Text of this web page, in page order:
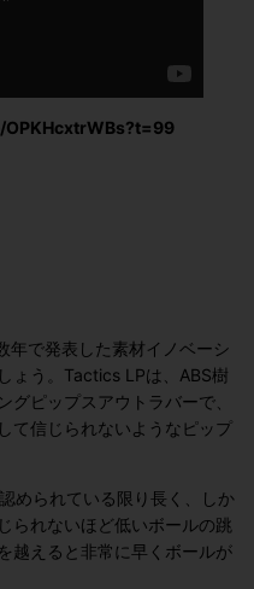
年で発表した素材イノベーシ
ょう。Tactics LPは、ABS樹
グピップスアウトラバーで、
て信じられないようなピップ
められている限り長く、しか
られないほど低いボールの跳
越えると非常に早くボールが